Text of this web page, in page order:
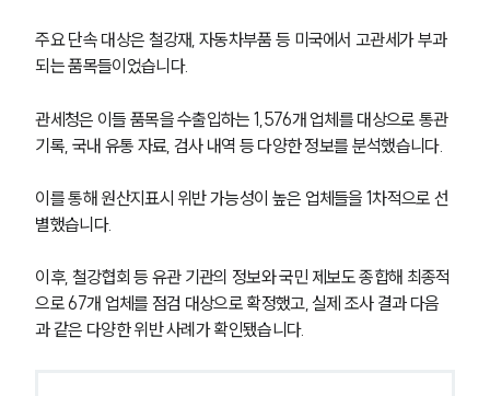
주요 단속 대상은 철강재, 자동차부품 등 미국에서 고관세가 부과
되는 품목들이었습니다.
관세청은 이들 품목을 수출입하는 1,576개 업체를 대상으로 통관
기록, 국내 유통 자료, 검사 내역 등 다양한 정보를 분석했습니다.
이를 통해 원산지표시 위반 가능성이 높은 업체들을 1차적으로 선
별했습니다.
이후, 철강협회 등 유관 기관의 정보와 국민 제보도 종합해 최종적
으로 67개 업체를 점검 대상으로 확정했고, 실제 조사 결과 다음
과 같은 다양한 위반 사례가 확인됐습니다.